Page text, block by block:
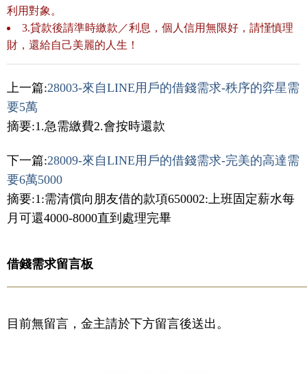
利用對象。
3.貸款後請準時繳款／利息，個人信用無限好，請慬慎理
財，還給自己美麗的人生！
上一篇:28003-來自LINE用戶的借錢需求-秩序的弈星需
要5萬
摘要:1.急需繳費2.會按時還款
下一篇:28009-來自LINE用戶的借錢需求-完美的高達需
要6萬5000
摘要:1:需清償向朋友借的款項650002:上班固定薪水每
月可還4000-8000直到處理完畢
借錢需求留言板
目前無留言，金主請於下方留言後送出。